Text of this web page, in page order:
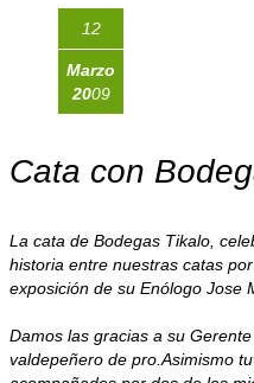
12
Marzo
2009
Cata con
La cata de Bodegas Tikalo,
historia entre nuestras catas
exposición de su Enólogo Jose
Damos las gracias a su
valdepeñero de pro.Asimismo